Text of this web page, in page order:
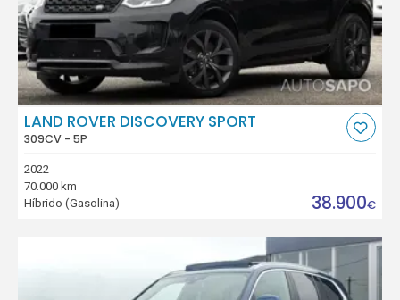
LAND ROVER DISCOVERY SPORT
309CV - 5P
2022
70.000 km
Híbrido (Gasolina)
38.900€